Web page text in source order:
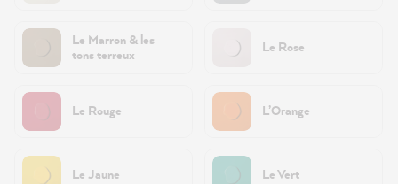
Le Marron & les
tons terreux
Le Rose
Le Rouge L’Orange
Le Jaune Le Vert